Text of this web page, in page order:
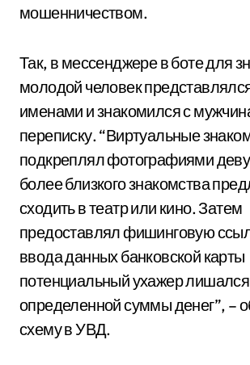
мошенничеством.
Так, в мессенджере в боте для
молодой человек
именами и знакомился с
переписку. “Виртуальные
подкреплял фотографиями
более близкого знакомства
сходить в театр или кино. Затем
предоставлял фишинговую
ввода данных банковской карты
потенциальный ухажер лишался
определенной суммы денег”, –
схему в УВД.